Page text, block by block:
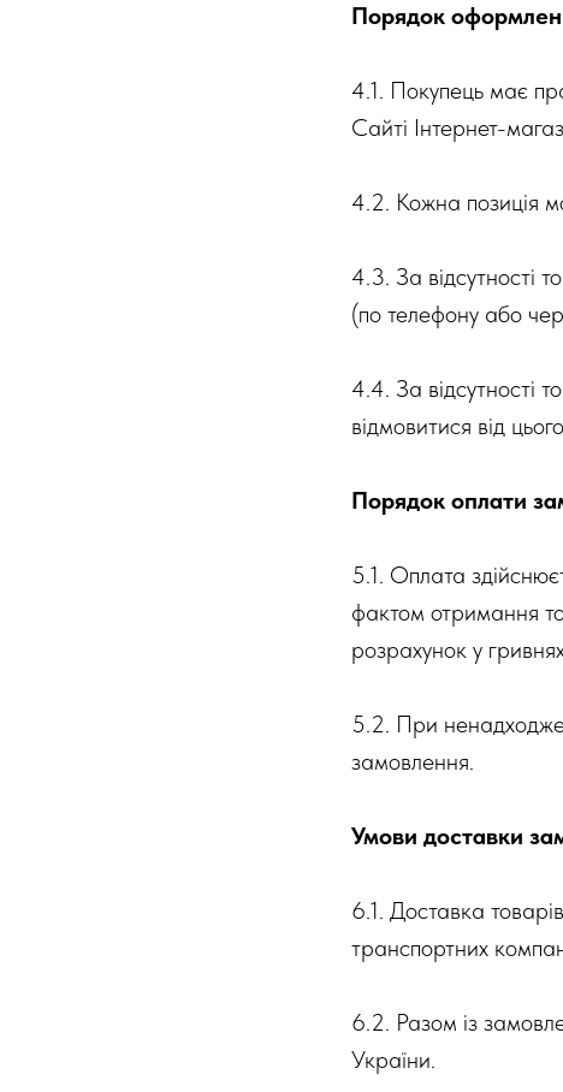
Порядок
4.1. Покупець має
Сайті Інтернет-
4.2. Кожна позиція
4.3. За відсутності
(по телефону або
4.4. За відсутності
відмовитися від
Порядок оплати
5.1. Оплата
фактом отримання
розрахунок у
5.2. При
замовлення.
Умови доставки
6.1. Доставка
транспортних
6.2. Разом із
України.